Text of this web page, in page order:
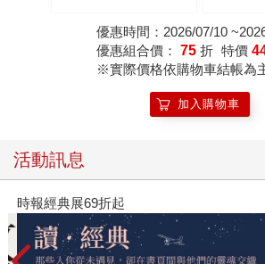
人為「高貴的失敗者」。你可以自問：
做，我如何面對自己。」 「理想主義，又充滿抱負」：作
者多次在書中提及廢奴先驅湯瑪斯．克
想讓論文得獎，展開對奴隸制度的研究
要終結這場災難。他放棄文學夢、花了
路，你可能變得精神耗弱、生活變得艱
支持你。這世界往往是由「不妥協的少數
些讀者可能會被「雄心抱負」給嚇到，認
無法成就大事。作者用了許多實例，告訴
優惠時間：2026/07/10
優惠組合價： 75 折 特價
※實際價格依購物車結帳為
加入購物車
活動訊息
折起